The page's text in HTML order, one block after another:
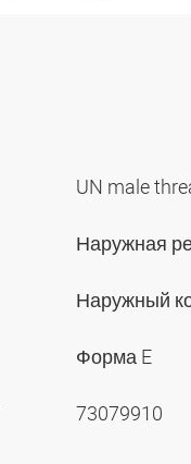
UN male
Наружная
Наружный
Форма E
73079910